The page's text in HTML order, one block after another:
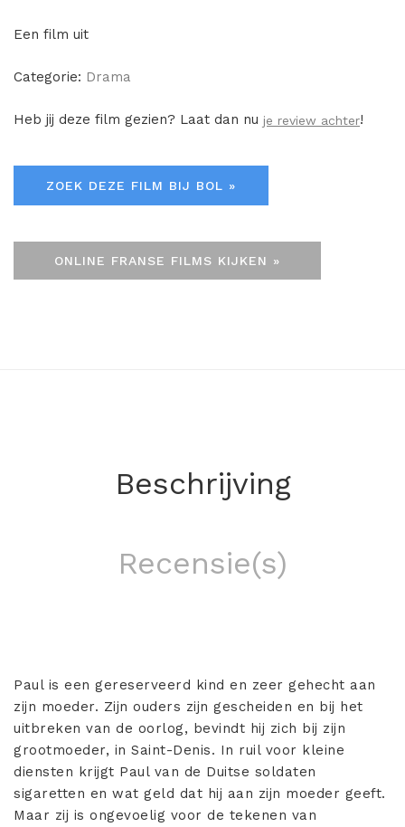
Een film uit
Categorie: Drama
Heb jij deze film gezien? Laat dan nu je review achter!
ZOEK DEZE FILM BIJ BOL »
ONLINE FRANSE FILMS KIJKEN »
Beschrijving
Recensie(s)
Paul is een gereserveerd kind en zeer gehecht aan
zijn moeder. Zijn ouders zijn gescheiden en bij het
uitbreken van de oorlog, bevindt hij zich bij zijn
grootmoeder, in Saint-Denis. In ruil voor kleine
diensten krijgt Paul van de Duitse soldaten
sigaretten en wat geld dat hij aan zijn moeder geeft.
Maar zij is ongevoelig voor de tekenen van